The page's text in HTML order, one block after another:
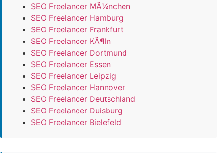
SEO Freelancer MÃ¼nchen
SEO Freelancer Hamburg
SEO Freelancer Frankfurt
SEO Freelancer KÃ¶ln
SEO Freelancer Dortmund
SEO Freelancer Essen
SEO Freelancer Leipzig
SEO Freelancer Hannover
SEO Freelancer Deutschland
SEO Freelancer Duisburg
SEO Freelancer Bielefeld